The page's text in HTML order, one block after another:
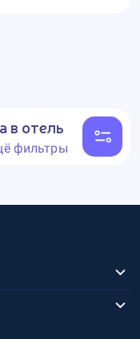
в отель
фильтры